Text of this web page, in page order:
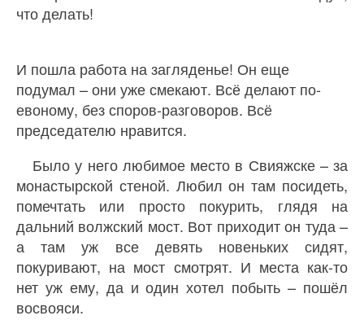
что делать!
И пошла работа на загляденье! Он еще
подумал – они уже смекают. Всё делают по-
евоному, без споров-разговоров. Всё
председателю нравится.
Было у него любимое место в Свияжске – за
монастырской стеной. Любил он там посидеть,
помечтать или просто покурить, глядя на
дальний волжский мост. Вот приходит он туда –
а там уж все девять новеньких сидят,
покуривают, на мост смотрят. И места как-то
нет уж ему, да и один хотел побыть – пошёл
восвояси.